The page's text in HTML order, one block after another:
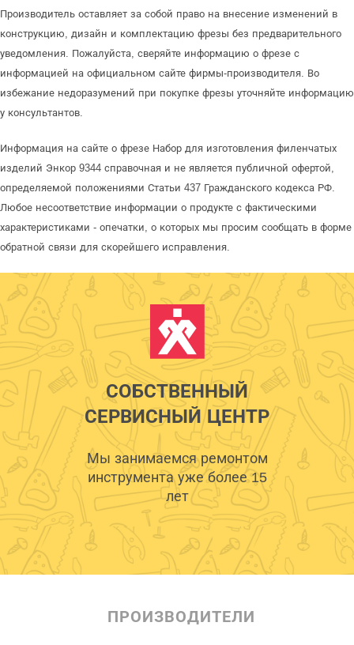
Производитель оставляет за собой право на внесение изменений в
конструкцию, дизайн и комплектацию фрезы без предварительного
уведомления. Пожалуйста, сверяйте информацию о фрезе с
информацией на официальном сайте фирмы-производителя. Во
избежание недоразумений при покупке фрезы уточняйте информацию
у консультантов.
Информация на сайте о фрезе Набор для изготовления филенчатых
изделий Энкор 9344 справочная и не является публичной офертой,
определяемой положениями Статьи 437 Гражданского кодекса РФ.
Любое несоответствие информации о продукте с фактическими
характеристиками - опечатки, о которых мы просим сообщать в форме
обратной связи для скорейшего исправления.
СОБСТВЕННЫЙ
СЕРВИСНЫЙ ЦЕНТР
Мы занимаемся ремонтом
инструмента уже более 15
лет
ПРОИЗВОДИТЕЛИ